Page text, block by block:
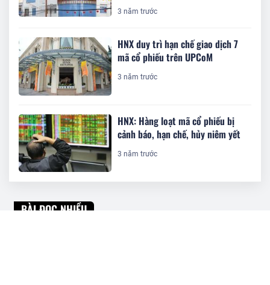
3 năm trước
HNX duy trì hạn chế giao dịch 7
mã cổ phiếu trên UPCoM
3 năm trước
HNX: Hàng loạt mã cổ phiếu bị
cảnh báo, hạn chế, hủy niêm yết
3 năm trước
BÀI ĐỌC NHIỀU